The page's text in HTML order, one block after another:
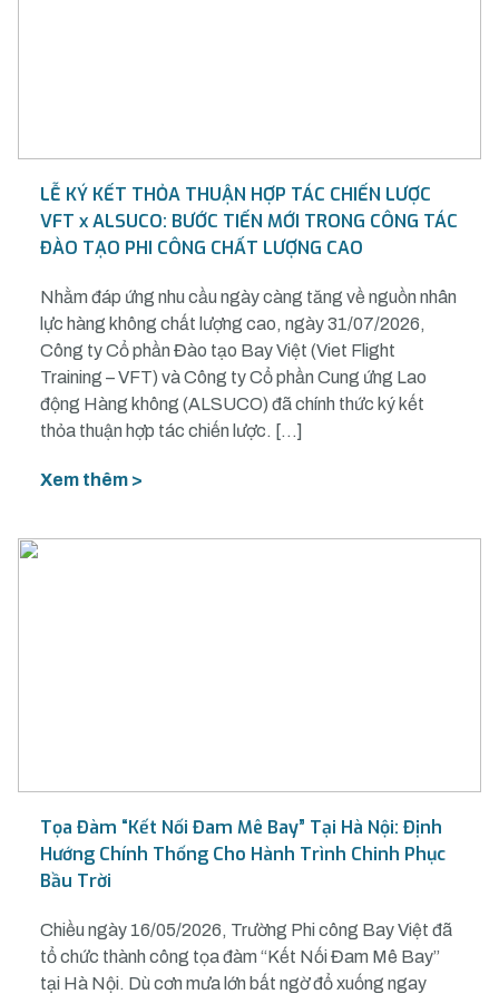
LỄ KÝ KẾT THỎA THUẬN HỢP TÁC CHIẾN LƯỢC
VFT x ALSUCO: BƯỚC TIẾN MỚI TRONG CÔNG TÁC
ĐÀO TẠO PHI CÔNG CHẤT LƯỢNG CAO
Nhằm đáp ứng nhu cầu ngày càng tăng về nguồn nhân
lực hàng không chất lượng cao, ngày 31/07/2026,
Công ty Cổ phần Đào tạo Bay Việt (Viet Flight
Training – VFT) và Công ty Cổ phần Cung ứng Lao
động Hàng không (ALSUCO) đã chính thức ký kết
thỏa thuận hợp tác chiến lược. […]
Xem thêm >
Tọa Đàm “Kết Nối Đam Mê Bay” Tại Hà Nội: Định
Hướng Chính Thống Cho Hành Trình Chinh Phục
Bầu Trời
Chiều ngày 16/05/2026, Trường Phi công Bay Việt đã
tổ chức thành công tọa đàm “Kết Nối Đam Mê Bay”
tại Hà Nội. Dù cơn mưa lớn bất ngờ đổ xuống ngay